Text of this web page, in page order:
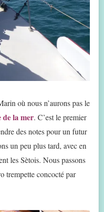
où nous n’aurons pas le
de la mer. C’est le premier
des notes pour un futur
un peu plus tard, avec en
les Sètois. Nous passons
trempette concocté par